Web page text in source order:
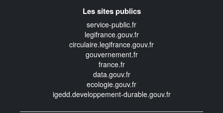
Les sites publics
service-public.fr
legifrance.gouv.fr
circulaire.legifrance.gouv.fr
gouvernement.fr
france.fr
data.gouv.fr
ecologie.gouv.fr
igedd.developpement-durable.gouv.fr